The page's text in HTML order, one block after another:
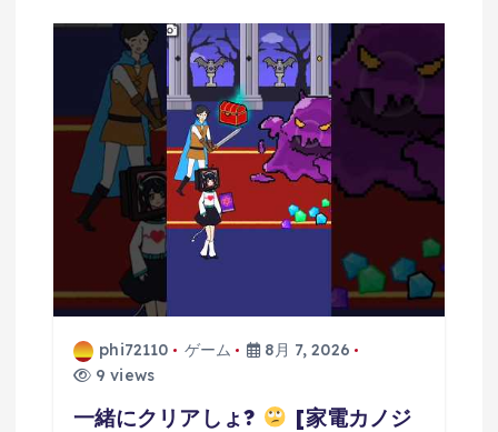
phi72110 ゲーム
8月 7, 2026
9 views
一緒にクリアしょ?
[家電カノジ